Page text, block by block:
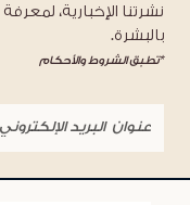
نشرتنا الإخبارية،
بالبشرة.
*تطبق الشروط والأحكام